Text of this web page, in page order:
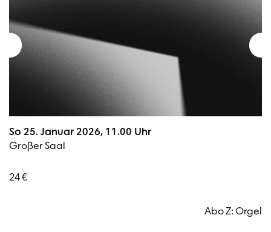
So 25. Januar 2026, 11.00 Uhr
Großer Saal
24 €
Abo Z: Orgel